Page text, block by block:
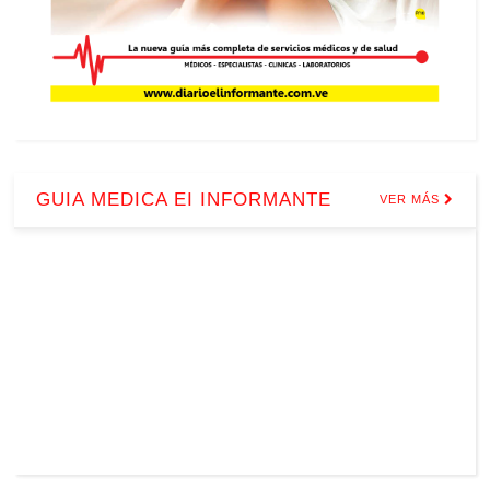
GUIA MEDICA EI INFORMANTE VER MÁS